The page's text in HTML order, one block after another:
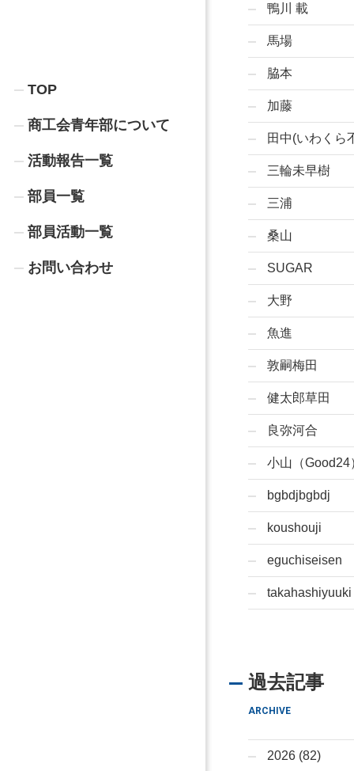
TOP
商工会青年部について
活動報告一覧
部員一覧
部員活動一覧
お問い合わせ
鴨川 載
馬場
脇本
加藤
田中(いわくら
三輪未早樹
三浦
桑山
SUGAR
大野
魚進
敦嗣梅田
健太郎草田
良弥河合
小山（Good24
bgbdjbgbdj
koushouji
eguchiseisen
takahashiyuuki
過去記事
ARCHIVE
2026 (82)